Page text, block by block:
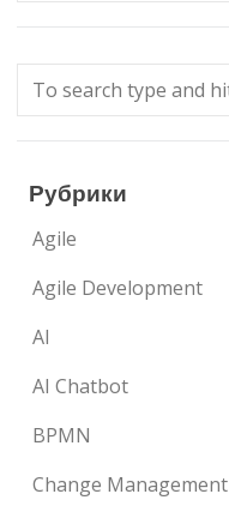
Рубрики
Agile
Agile Development
AI
AI Chatbot
BPMN
Change Management